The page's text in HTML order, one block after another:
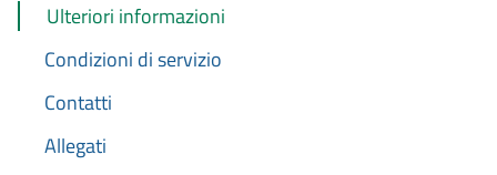
Ulteriori informazioni
Condizioni di servizio
Contatti
Allegati